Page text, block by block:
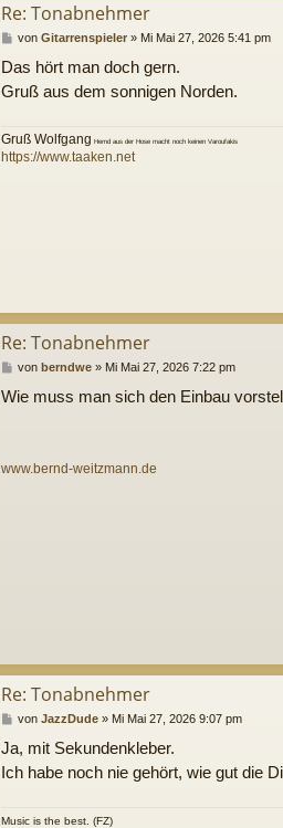
Re: Tonabnehmer
B
i
t
g
vonGitarrenspieler » Mi Mai 27, 2026 5:41 pm
Das hört man doch gern.
Gruß aus dem sonnigen Norden.
Gruß Wolfgang Hemd aus der Hose macht noch keinen Varoufakis
https://www.taaken.net
Re: Tonabnehmer
B
i
g
vonberndwe » Mi Mai 27, 2026 7:22 pm
Wie muss man sich den Einbau
www.bernd-weitzmann.de
Re: Tonabnehmer
B
i
t
g
vonJazzDude » Mi Mai 27, 2026 9:07 pm
Ja, mit Sekundenkleber.
Ich habe noch nie gehört, wie gut die
Music is the best. (FZ)